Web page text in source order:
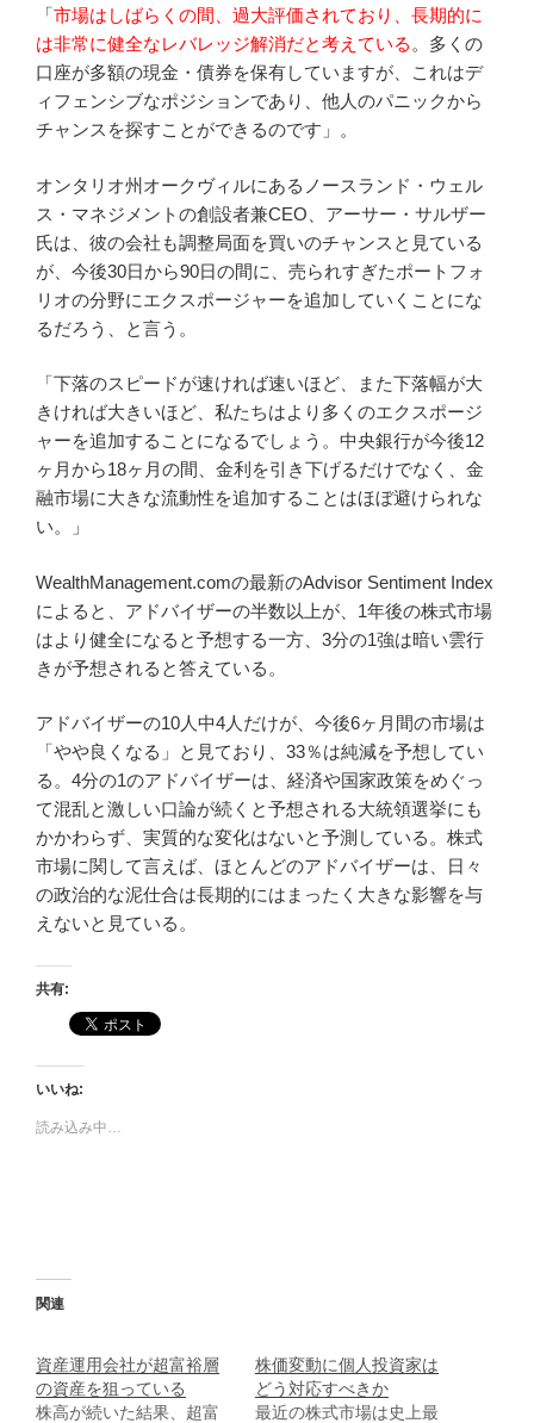
「市場はしばらくの間、過大評価されており、長期的に
は非常に健全なレバレッジ解消だと考えている 。多くの
口座が多額の現金・債券を保有していますが、これはデ
ィフェンシブなポジションであり、他人のパニックから
チャンスを探すことができるのです」。
オンタリオ州オークヴィルにあるノースランド・ウェル
ス・マネジメントの創設者兼CEO、アーサー・サルザー
氏は、彼の会社も調整局面を買いのチャンスと見ている
が、今後30日から90日の間に、売られすぎたポートフォ
リオの分野にエクスポージャーを追加していくことにな
るだろう、と言う。
「下落のスピードが速ければ速いほど、また下落幅が大
きければ大きいほど、私たちはより多くのエクスポージ
ャーを追加することになるでしょう。中央銀行が今後12
ヶ月から18ヶ月の間、金利を引き下げるだけでなく、金
融市場に大きな流動性を追加することはほぼ避けられな
い。」
WealthManagement.comの最新のAdvisor Sentiment Index
によると、アドバイザーの半数以上が、1年後の株式市場
はより健全になると予想する一方、3分の1強は暗い雲行
きが予想されると答えている。
アドバイザーの10人中4人だけが、今後6ヶ月間の市場は
「やや良くなる」と見ており、33％は純減を予想してい
る。4分の1のアドバイザーは、経済や国家政策をめぐっ
て混乱と激しい口論が続くと予想される大統領選挙にも
かかわらず、実質的な変化はないと予測している。株式
市場に関して言えば、ほとんどのアドバイザーは、日々
の政治的な泥仕合は長期的にはまったく大きな影響を与
えないと見ている。
共有:
いいね:
読み込み中…
関連
資産運用会社が超富裕層
の資産を狙っている
株高が続いた結果、超富
株価変動に個人投資家は
どう対応すべきか
最近の株式市場は史上最